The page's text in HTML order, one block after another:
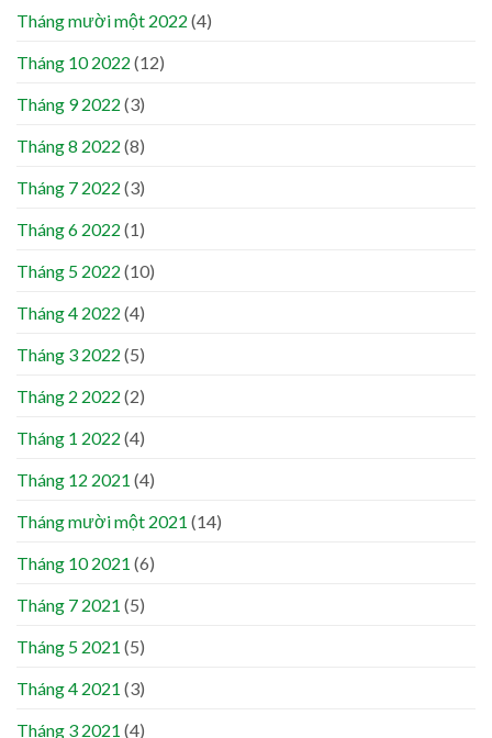
Tháng mười một 2022 (4)
Tháng 10 2022 (12)
Tháng 9 2022 (3)
Tháng 8 2022 (8)
Tháng 7 2022 (3)
Tháng 6 2022 (1)
Tháng 5 2022 (10)
Tháng 4 2022 (4)
Tháng 3 2022 (5)
Tháng 2 2022 (2)
Tháng 1 2022 (4)
Tháng 12 2021 (4)
Tháng mười một 2021 (14)
Tháng 10 2021 (6)
Tháng 7 2021 (5)
Tháng 5 2021 (5)
Tháng 4 2021 (3)
Tháng 3 2021 (4)